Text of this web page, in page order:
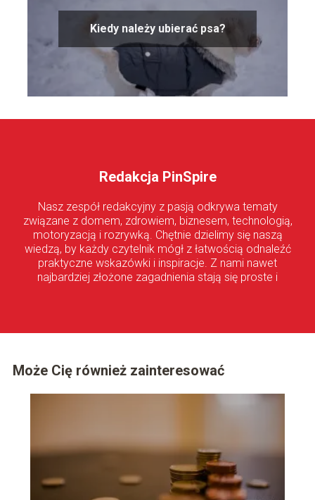
Kiedy należy ubierać psa?
Redakcja PinSpire
Nasz zespół redakcyjny z pasją odkrywa tematy
związane z domem, zdrowiem, biznesem, technologią,
motoryzacją i rozrywką. Chętnie dzielimy się naszą
wiedzą, by każdy czytelnik mógł z łatwością odnaleźć
praktyczne wskazówki i inspiracje. Z nami nawet
najbardziej złożone zagadnienia stają się proste i
Może Cię również zainteresować